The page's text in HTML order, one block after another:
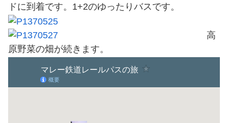
ドに到着です。1+2のゆったりバスです。
高
原野菜の畑が続きます。